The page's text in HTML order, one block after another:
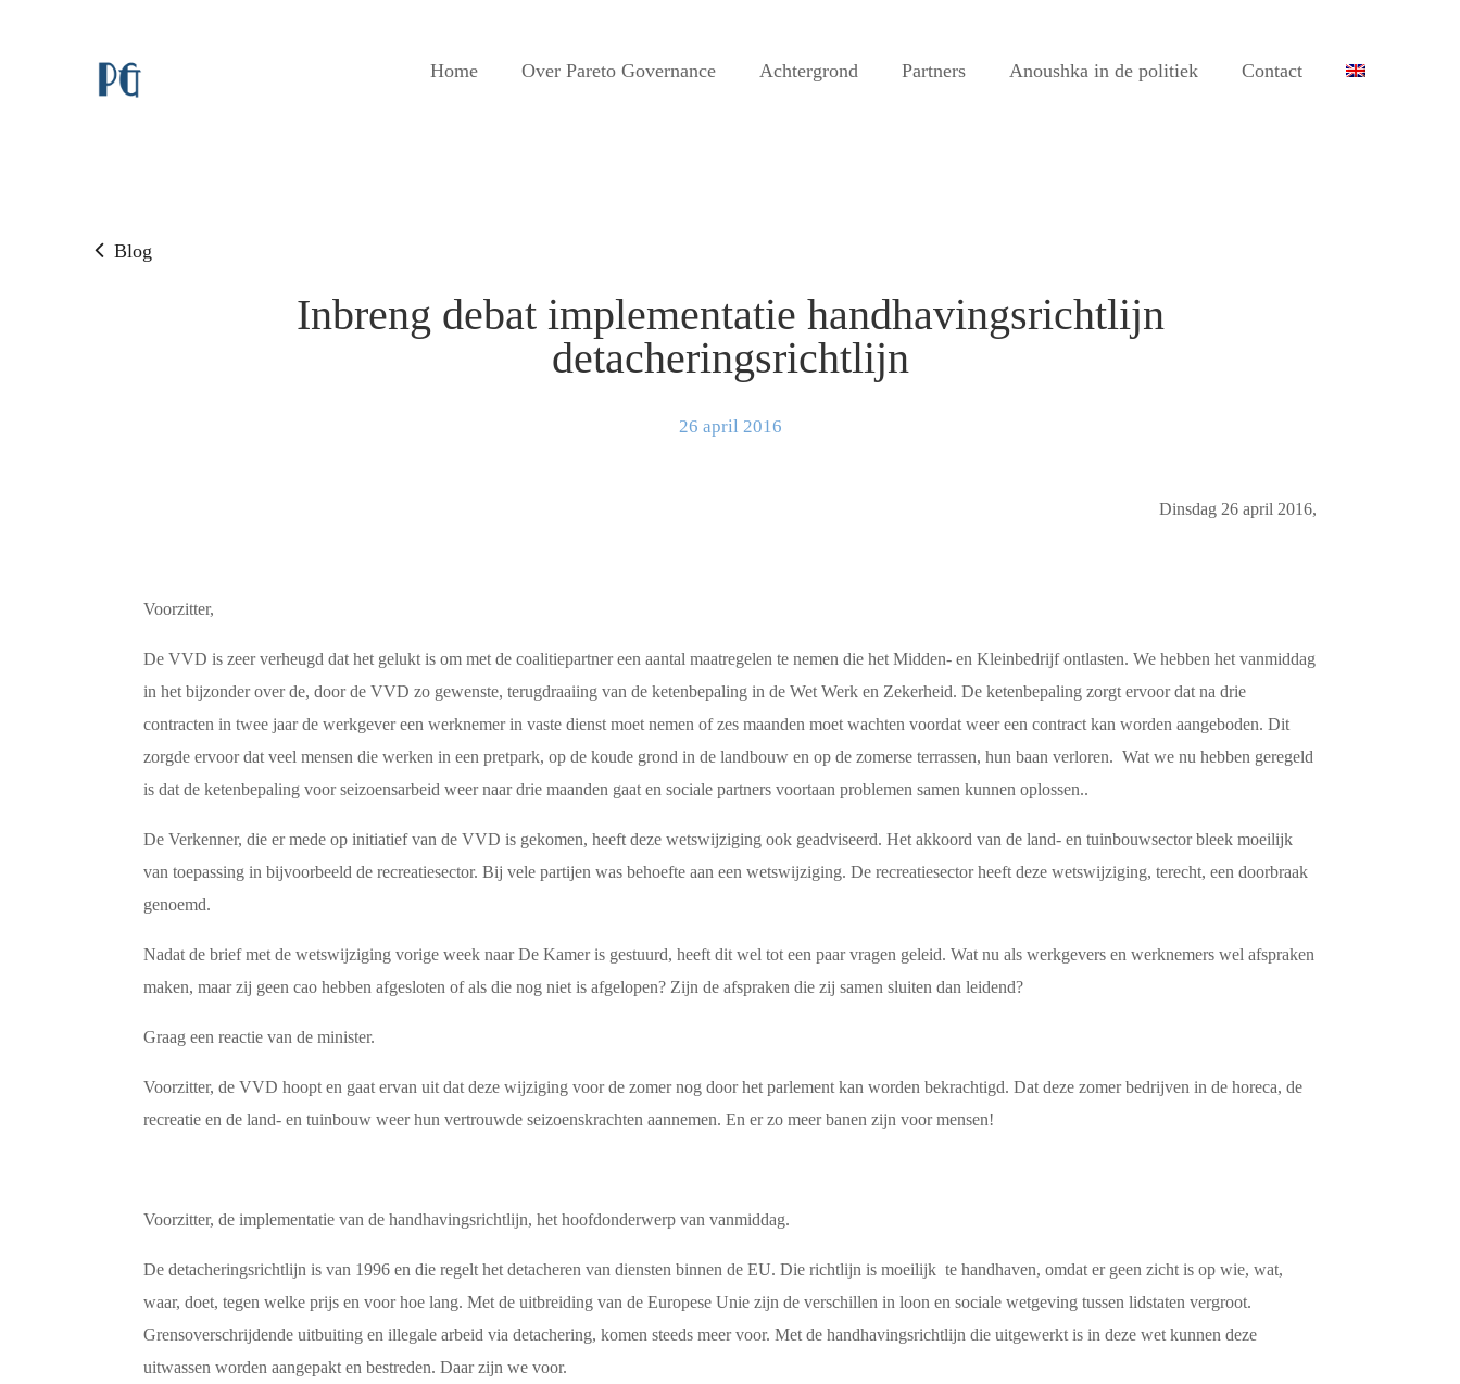
Home Over Pareto Governance Achtergrond Partners Anoushka in de politiek Contact
Blog
Inbreng debat implementatie handhavingsrichtlijn
detacheringsrichtlijn
26 april 2016
Dinsdag 26 april 2016,
Voorzitter,
De VVD is zeer verheugd dat het gelukt is om met de coalitiepartner een aantal maatregelen te nemen die het Midden- en Kleinbedrijf ontlasten. We hebben het vanmiddag
in het bijzonder over de, door de VVD zo gewenste, terugdraaiing van de ketenbepaling in de Wet Werk en Zekerheid. De ketenbepaling zorgt ervoor dat na drie
contracten in twee jaar de werkgever een werknemer in vaste dienst moet nemen of zes maanden moet wachten voordat weer een contract kan worden aangeboden. Dit
zorgde ervoor dat veel mensen die werken in een pretpark, op de koude grond in de landbouw en op de zomerse terrassen, hun baan verloren. Wat we nu hebben geregeld
is dat de ketenbepaling voor seizoensarbeid weer naar drie maanden gaat en sociale partners voortaan problemen samen kunnen oplossen..
De Verkenner, die er mede op initiatief van de VVD is gekomen, heeft deze wetswijziging ook geadviseerd. Het akkoord van de land- en tuinbouwsector bleek moeilijk
van toepassing in bijvoorbeeld de recreatiesector. Bij vele partijen was behoefte aan een wetswijziging. De recreatiesector heeft deze wetswijziging, terecht, een doorbraak
genoemd.
Nadat de brief met de wetswijziging vorige week naar De Kamer is gestuurd, heeft dit wel tot een paar vragen geleid. Wat nu als werkgevers en werknemers wel afspraken
maken, maar zij geen cao hebben afgesloten of als die nog niet is afgelopen? Zijn de afspraken die zij samen sluiten dan leidend?
Graag een reactie van de minister.
Voorzitter, de VVD hoopt en gaat ervan uit dat deze wijziging voor de zomer nog door het parlement kan worden bekrachtigd. Dat deze zomer bedrijven in de horeca, de
recreatie en de land- en tuinbouw weer hun vertrouwde seizoenskrachten aannemen. En er zo meer banen zijn voor mensen!
Voorzitter, de implementatie van de handhavingsrichtlijn, het hoofdonderwerp van vanmiddag.
De detacheringsrichtlijn is van 1996 en die regelt het detacheren van diensten binnen de EU. Die richtlijn is moeilijk te handhaven, omdat er geen zicht is op wie, wat,
waar, doet, tegen welke prijs en voor hoe lang. Met de uitbreiding van de Europese Unie zijn de verschillen in loon en sociale wetgeving tussen lidstaten vergroot.
Grensoverschrijdende uitbuiting en illegale arbeid via detachering, komen steeds meer voor. Met de handhavingsrichtlijn die uitgewerkt is in deze wet kunnen deze
uitwassen worden aangepakt en bestreden. Daar zijn we voor.